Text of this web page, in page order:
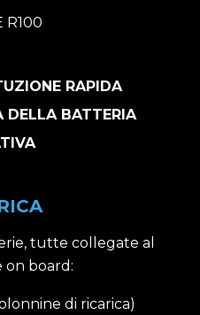
R100
RAPIDA
DELLA BATTERIA
tutte collegate al
on board:
di ricarica)